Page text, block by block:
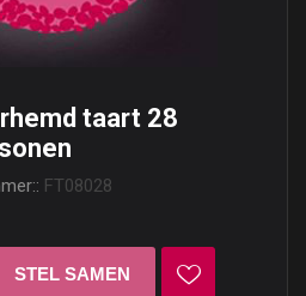
taart 28
FT08028